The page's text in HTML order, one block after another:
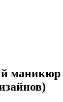
маникюр